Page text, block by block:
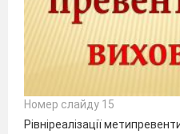
Номер слайду 15
Рівніреалізації